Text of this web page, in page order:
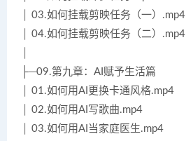
│ 03.如何挂载剪映任务（一）.mp4
│ 04.如何挂载剪映任务（二）.mp4
├─09.第九章：AI赋予生活篇
│ 01.如何用AI更换卡通风格.mp4
│ 02.如何用AI写歌曲.mp4
│ 03.如何用AI当家庭医生.mp4